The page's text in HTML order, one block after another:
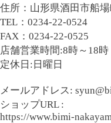
住所：山形県酒田市船
TEL：0234-22-0524
FAX：0234-22-0525
店舗営業時間:8時～18時
定休日:日曜日
メールアドレス:
ショップURL :
https://www.bimi-